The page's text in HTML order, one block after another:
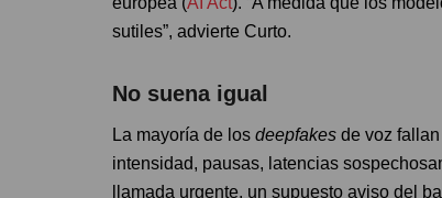
sutiles”, advierte Curto.
No suena igual
La mayoría de los deepfakes de voz
intensidad, pausas, latencias
llamada urgente, un supuesto aviso del